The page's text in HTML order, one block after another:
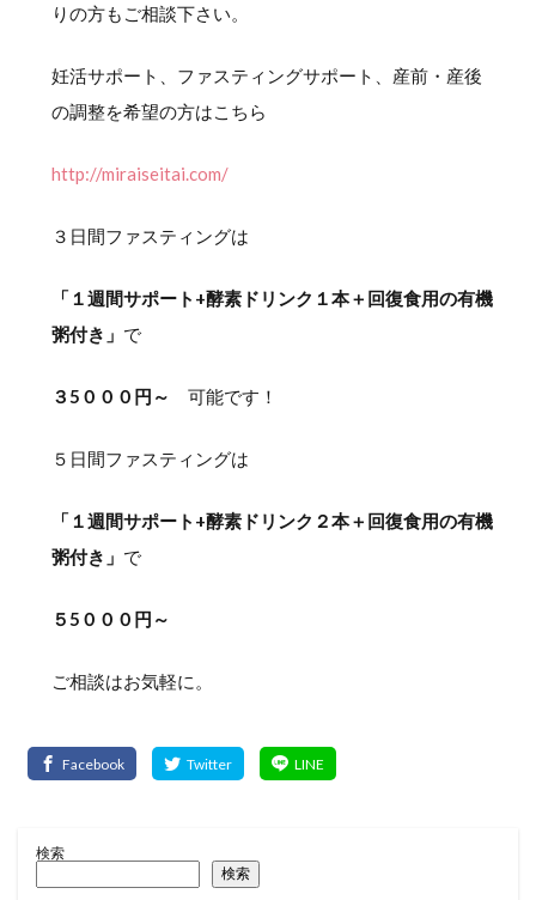
りの方もご相談下さい。
妊活サポート、ファスティングサポート、産前・産後
の調整を希望の方はこちら
http://miraiseitai.com/
３日間ファスティングは
「１週間サポート+酵素ドリンク１本＋回復食用の有機
粥付き」 で
３5０００円～ 可能です！
５日間ファスティングは
「１週間サポート+酵素ドリンク２本＋回復食用の有機
粥付き」 で
５5０００円～
ご相談はお気軽に。
検索
検索